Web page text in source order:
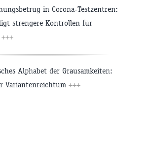
in Corona-Testzentren:
strengere Kontrollen für
+++
Alphabet der Grausamkeiten:
Variantenreichtum +++